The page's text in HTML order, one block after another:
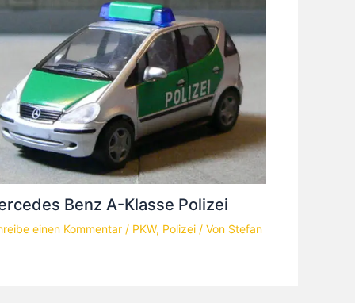
Benz A-Klasse Polizei
einen Kommentar / PKW, Polizei / Von Stefan